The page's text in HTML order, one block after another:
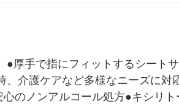
厚手で指にフィットするシート
介護ケアなど多様なニーズに対
のノンアルコール処方●キシリ